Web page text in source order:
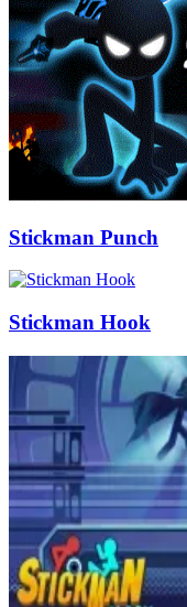
Stickman Punch
Stickman Hook